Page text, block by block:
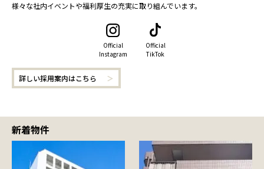
様々な社内イベントや福利厚生の充実に取り組んでいます。
Official
Instagram
Official
TikTok
詳しい採用案内はこちら
新着物件